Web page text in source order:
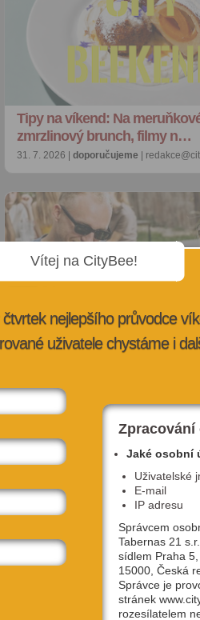
Tipy na víkend: Na
zmrzlinový brunch, filmy n…
31. 7. 2026 | doporučujeme |
27. 7. 2026 |
Hostivařská přehrada:
Vítej na CityBee!
nejlepšího průvodce
uživatele chystáme i
Zpracování
Jaké osobní
Uživatelské
E-mail
IP adresu
Správcem
Tabernas 21
sídlem Praha
15000, Česká
Správce je
stránek
rozesílatelem